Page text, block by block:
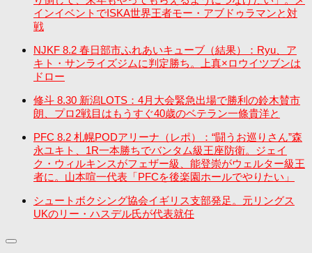
インイベントでISKA世界王者モー・アブドゥラマンと対
戦
NJKF 8.2 春日部市ふれあいキューブ（結果）：Ryu、ア
キト・サンライズジムに判定勝ち。上真×ロウイツブンは
ドロー
修斗 8.30 新潟LOTS：4月大会緊急出場で勝利の鈴木賛市
朗、プロ2戦目はもうすぐ40歳のベテラン一條貴洋と
PFC 8.2 札幌PODアリーナ（レポ）：“闘うお巡りさん”森
永ユキト、1R一本勝ちでバンタム級王座防衛。ジェイ
ク・ウィルキンスがフェザー級、能登崇がウェルター級王
者に。山本喧一代表「PFCを後楽園ホールでやりたい」
シュートボクシング協会イギリス支部発足。元リングス
UKのリー・ハスデル氏が代表就任